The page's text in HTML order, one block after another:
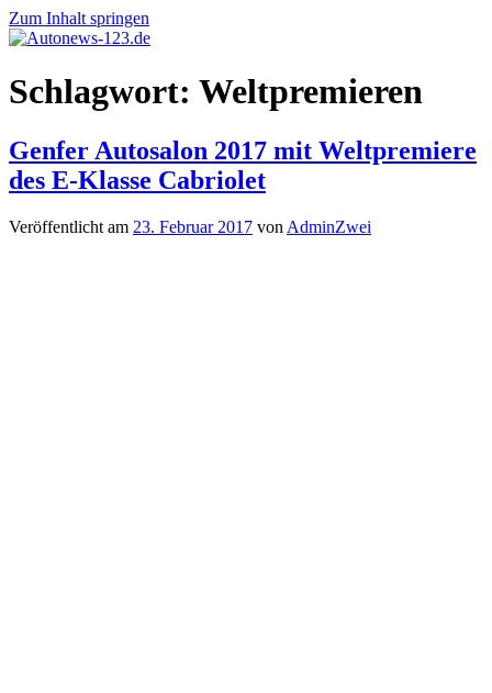
Zum Inhalt springen
Autonews-
123.de
Autonews
mit
Schlagwort: Weltpremieren
Genfer Autosalon 2017 mit Weltpremiere
des E‑Klasse Cabriolet
Veröffentlicht am 23. Februar 2017 von AdminZwei